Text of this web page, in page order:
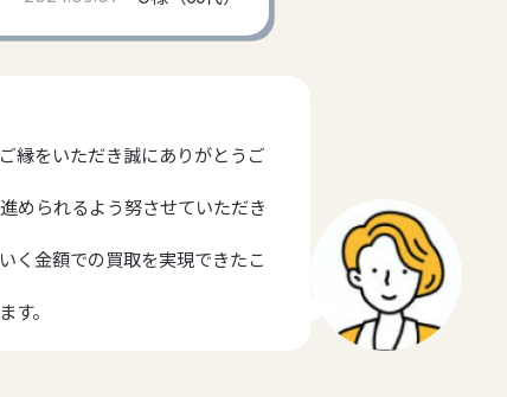
縁をいただき誠にありがとうご
められるよう努させていただき
く金額での買取を実現できたこ
。